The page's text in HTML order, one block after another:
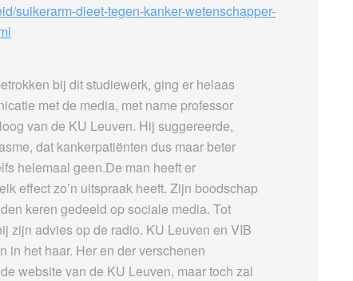
suikerarm-dieet-tegen-kanker-wetenschapper-
bij dit studiewerk, ging er helaas
met de media, met name professor
van de KU Leuven. Hij suggereerde,
dat kankerpatiënten dus maar beter
helemaal geen.De man heeft er
effect zo’n uitspraak heeft. Zijn boodschap
keren gedeeld op sociale media. Tot
zijn advies op de radio. KU Leuven en VIB
in het haar. Her en der verschenen
website van de KU Leuven, maar toch zal